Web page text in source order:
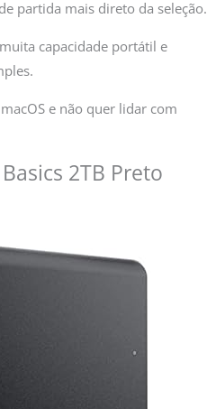
partida mais direto da seleção.
capacidade portátil e
e não quer lidar com
2TB Preto